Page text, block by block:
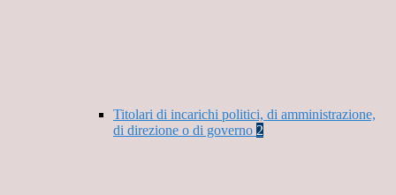
Titolari di incarichi politici, di amministrazione,
di direzione o di governo 2